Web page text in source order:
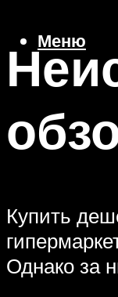
Меню
Купить
Однако за